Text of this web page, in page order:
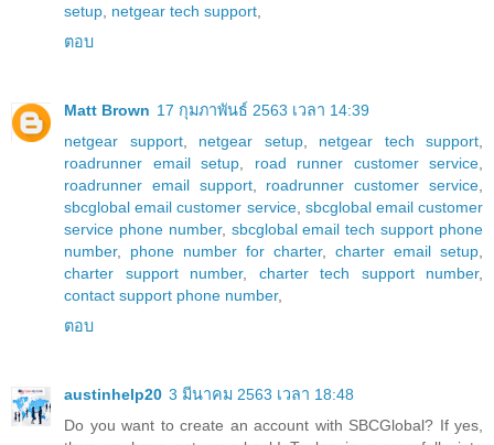
setup netgear tech support
ตอบ
Matt Brown 17 กุมภาพันธ์ 2563 เวลา 14:39
netgear support, netgear setup, netgear tech support
roadrunner email setup
road runner customer service
roadrunner email support, roadrunner customer service
sbcglobal email customer service, sbcglobal email customer
service phone number, sbcglobal email tech support phone
number, phone number for charter, charter email setup
charter support number, charter tech support number,
contact support phone number,
ตอบ
austinhelp20 3 มีนาคม 2563 เวลา 18:48
Do you want to create an account with SBCGlobal? If yes,